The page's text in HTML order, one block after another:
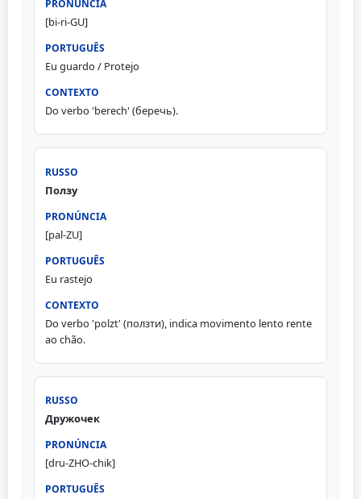
[bi-ri-GU]
Eu guardo / Protejo
Do verbo 'berech' (беречь).
Ползу
[pal-ZU]
Eu rastejo
Do verbo 'polzt' (ползти), indica movimento lento rente
ao chão.
Дружочек
[dru-ZHO-chik]